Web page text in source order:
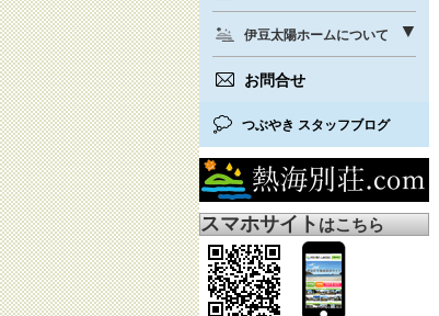
伊豆太陽ホームについて
お問合せ
つぶやき スタッフブログ
スマホサイトはこちら